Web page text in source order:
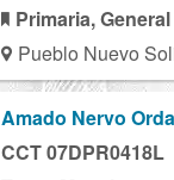
Primaria, General
Pueblo Nuevo
Amado Nervo
CCT 07DPR0418L